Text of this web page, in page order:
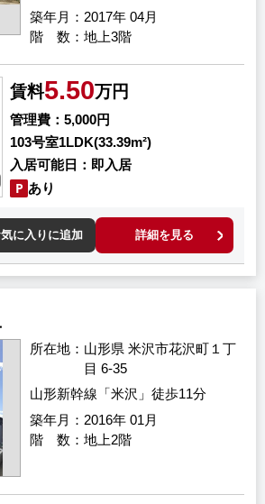
築年月 2017年 04月
階 数 地上3階
賃料5.50万円
管理費
5,000円
103号室1LDK(33.39m²)
入居可能日
即入居
あり
に入りに追加 詳細を見る
所在地
山形県 米沢市花沢町１丁
目 6-35
築年月 2016年 01月
山形新幹線「米沢」徒歩11分
階 数 地上2階